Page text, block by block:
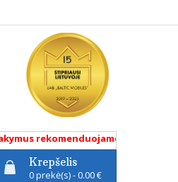
rekomenduojame atlikti
Krepšelis
0 prekė(s) - 0.00 €